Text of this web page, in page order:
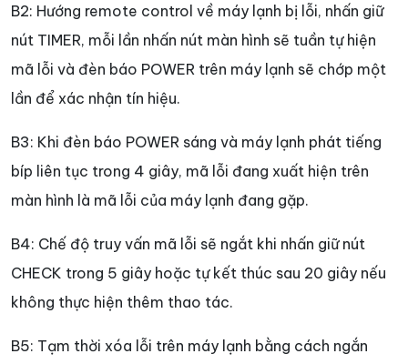
B2: Hướng remote control về máy lạnh bị lỗi, nhấn giữ
nút TIMER, mỗi lần nhấn nút màn hình sẽ tuần tự hiện
mã lỗi và đèn báo POWER trên máy lạnh sẽ chớp một
lần để xác nhận tín hiệu.
B3: Khi đèn báo POWER sáng và máy lạnh phát tiếng
bíp liên tục trong 4 giây, mã lỗi đang xuất hiện trên
màn hình là mã lỗi của máy lạnh đang gặp.
B4: Chế độ truy vấn mã lỗi sẽ ngắt khi nhấn giữ nút
CHECK trong 5 giây hoặc tự kết thúc sau 20 giây nếu
không thực hiện thêm thao tác.
B5: Tạm thời xóa lỗi trên máy lạnh bằng cách ngắn